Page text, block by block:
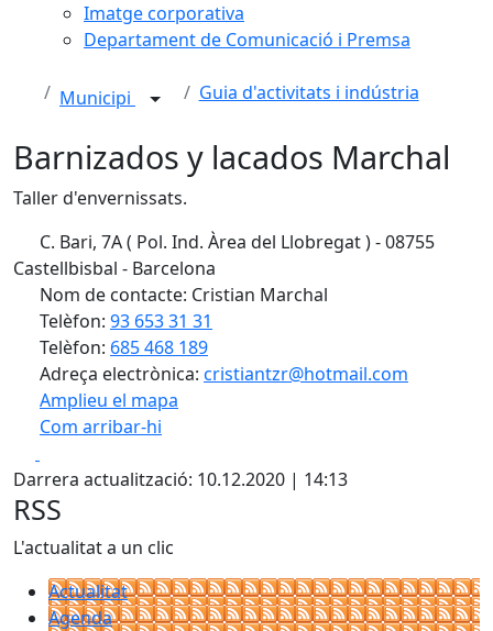
Imatge corporativa
Departament de Comunicació i Premsa
Municipi Guia d'activitats i indústria
Barnizados y lacados Marchal
Taller d'envernissats.
C. Bari, 7A ( Pol. Ind. Àrea del Llobregat ) - 08755
Castellbisbal - Barcelona
Nom de contacte: Cristian Marchal
Telèfon: 93 653 31 31
Telèfon: 685 468 189
Adreça electrònica: cristiantzr@hotmail.com
Amplieu el mapa
Com arribar-hi
+
−
Darrera actualització: 10.12.2020 | 14:13
RSS
L'actualitat a un clic
Actualitat
Agenda